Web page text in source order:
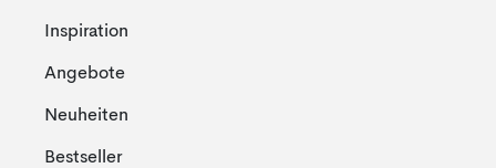
Inspiration
Angebote
Neuheiten
Bestseller